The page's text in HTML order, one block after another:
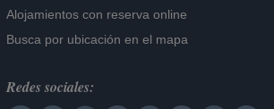
Alojamientos con reserva online
Busca por ubicación en el mapa
Redes sociales: